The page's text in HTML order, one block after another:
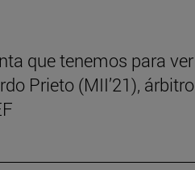
que tenemos para ver
Prieto (MII’21), árbitro